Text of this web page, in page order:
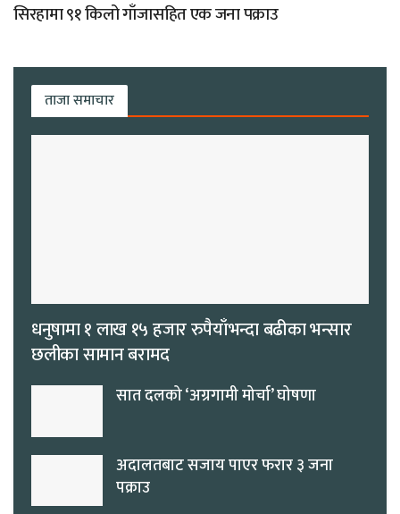
सिरहामा ९१ किलो गाँजासहित एक जना पक्राउ
ताजा समाचार
धनुषामा १ लाख १५ हजार रुपैयाँभन्दा बढीका भन्सार
छलीका सामान बरामद
सात दलको ‘अग्रगामी मोर्चा’ घोषणा
अदालतबाट सजाय पाएर फरार ३ जना
पक्राउ